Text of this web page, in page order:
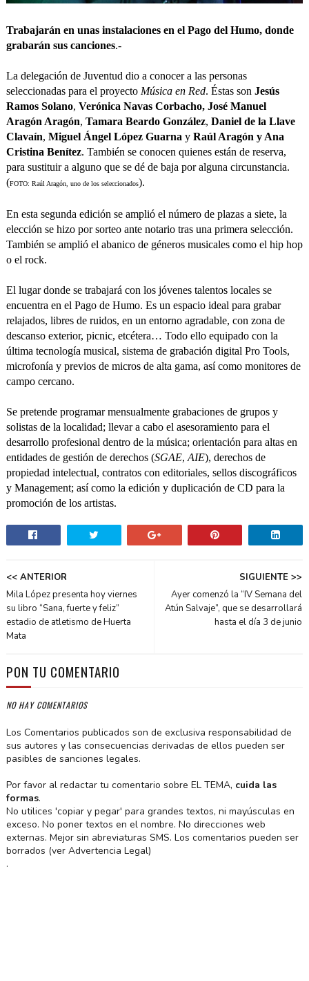
Trabajarán en unas instalaciones en el Pago del Humo, donde
grabarán sus canciones.-
La delegación de Juventud dio a conocer a las personas
seleccionadas para el proyecto Música en Red. Éstas son Jesús
Ramos Solano, Verónica Navas Corbacho, José Manuel
Aragón Aragón, Tamara Beardo González, Daniel de la Llave
Clavaín, Miguel Ángel López Guarna y Raúl Aragón y Ana
Cristina Benítez. También se conocen quienes están de reserva,
para sustituir a alguno que se dé de baja por alguna circunstancia.
(FOTO: Raúl Aragón, uno de los seleccionados).
En esta segunda edición se amplió el número de plazas a siete, la
elección se hizo por sorteo ante notario tras una primera selección.
También se amplió el abanico de géneros musicales como el hip hop
o el rock.
El lugar donde se trabajará con los jóvenes talentos locales se
encuentra en el Pago de Humo. Es un espacio ideal para grabar
relajados, libres de ruidos, en un entorno agradable, con zona de
descanso exterior, picnic, etcétera… Todo ello equipado con la
última tecnología musical, sistema de grabación digital Pro Tools,
microfonía y previos de micros de alta gama, así como monitores de
campo cercano.
Se pretende programar mensualmente grabaciones de grupos y
solistas de la localidad; llevar a cabo el asesoramiento para el
desarrollo profesional dentro de la música; orientación para altas en
entidades de gestión de derechos (SGAE, AIE), derechos de
propiedad intelectual, contratos con editoriales, sellos discográficos
y Management; así como la edición y duplicación de CD para la
promoción de los artistas.
SIGUIENTE >>
Ayer comenzó la “IV Semana del
Atún Salvaje”, que se desarrollará
hasta el día 3 de junio
<< ANTERIOR
Mila López presenta hoy viernes
su libro “Sana, fuerte y feliz”
estadio de atletismo de Huerta
Mata
PON TU COMENTARIO
NO HAY COMENTARIOS
Los Comentarios publicados son de exclusiva responsabilidad de
sus autores y las consecuencias derivadas de ellos pueden ser
pasibles de sanciones legales.
Por favor al redactar tu comentario sobre EL TEMA, cuida las
formas.
No utilices 'copiar y pegar' para grandes textos, ni mayúsculas en
exceso. No poner textos en el nombre. No direcciones web
externas. Mejor sin abreviaturas SMS. Los comentarios pueden ser
borrados (ver Advertencia Legal)
.